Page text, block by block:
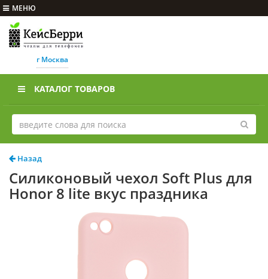
МЕНЮ
г Москва
КАТАЛОГ ТОВАРОВ
Назад
Силиконовый чехол Soft Plus для
Honor 8 lite вкус праздника